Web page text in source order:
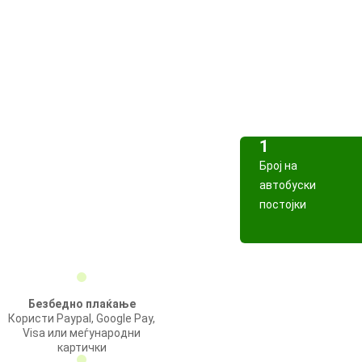
1
Број на
автобуски
постојки
Безбедно плаќање
Користи Paypal, Google Pay,
Visa или меѓународни
картички